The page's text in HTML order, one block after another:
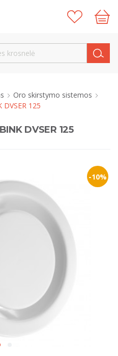
Oro skirstymo sistemos
125
DVSER 125
-10%